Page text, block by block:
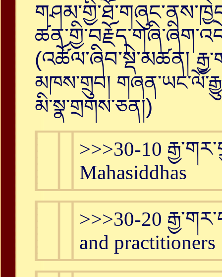
(འཚོལ་ཞིབ་སྡེ་མཚན།
མཁས་གྲུབ།
མི་སྣ་གྲགས་ཅན།)
>>>30-10
Mahasiddhas
>>>30-20
and practitioners